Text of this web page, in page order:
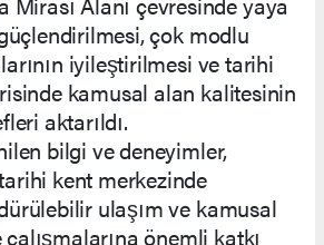
çok modlu
iyileştirilmesi ve tarihi
kamusal alan kalitesinin
aktarıldı.
bilgi ve deneyimler,
kent merkezinde
ulaşım ve kamusal
önemli katkı